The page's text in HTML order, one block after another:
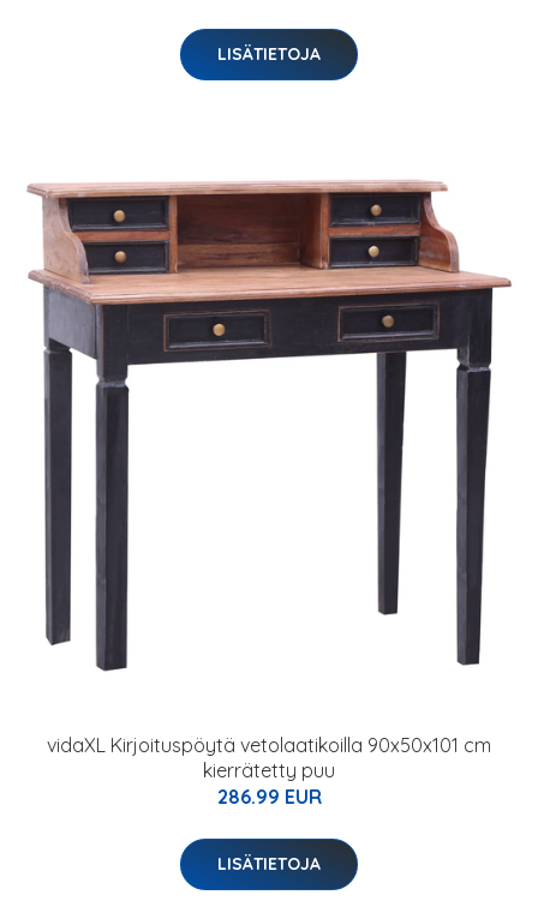
LISÄTIETOJA
vidaXL Kirjoituspöytä vetolaatikoilla 90x50x101 cm
kierrätetty puu
286.99 EUR
LISÄTIETOJA